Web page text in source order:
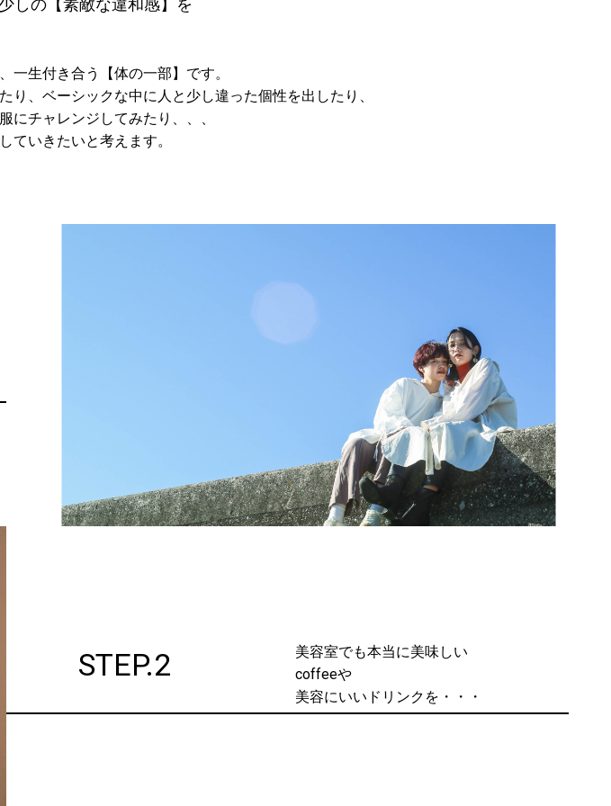
しの【素敵な違和感】を
一生付き合う【体の一部】です。
、ベーシックな中に人と少し違った個性を出したり、
にチャレンジしてみたり、、、
ていきたいと考えます。
STEP.2
美容室でも本当に美味しい
coffeeや
美容にいいドリンクを・・・